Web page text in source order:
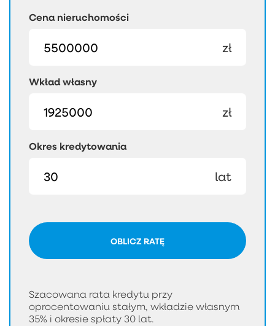
Cena nieruchomości
zł
Wkład własny
zł
Okres kredytowania
lat
OBLICZ RATĘ
Szacowana rata kredytu przy
oprocentowaniu stałym, wkładzie własnym
35% i okresie spłaty 30 lat.